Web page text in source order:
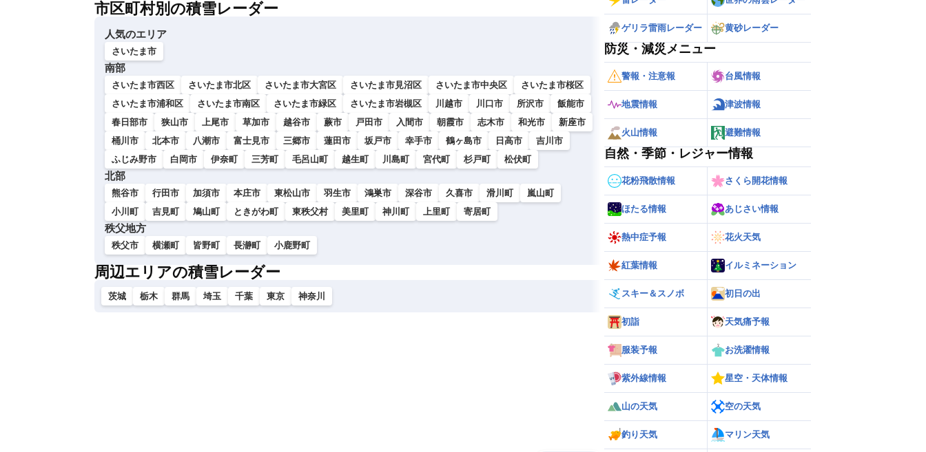
市区町村別の積雪レーダー
人気のエリア
さいたま市
南部
さいたま市西区 さいたま市北区 さいたま市大宮区 さいたま市見沼区 さいたま市中央区
さいたま市桜区
さいたま市浦和区
さいたま市南区 さいたま市緑区 さいたま市岩槻区 川越市 川口市 所沢市
飯能市
春日部市
狭山市 上尾市 草加市 越谷市 蕨市 戸田市 入間市 朝霞市 志木市 和光市
新座市
桶川市
北本市 八潮市 富士見市 三郷市 蓮田市 坂戸市 幸手市 鶴ヶ島市 日高市
吉川市
ふじみ野市
白岡市 伊奈町 三芳町 毛呂山町 越生町 川島町 宮代町 杉戸町 松伏町
北部
熊谷市 行田市 加須市 本庄市 東松山市 羽生市 鴻巣市 深谷市 久喜市 滑川町
嵐山町
小川町
吉見町 鳩山町 ときがわ町 東秩父村 美里町 神川町 上里町 寄居町
秩父地方
秩父市 横瀬町 皆野町 長瀞町 小鹿野町
周辺エリアの積雪レーダー
茨城 栃木 群馬 埼玉 千葉 東京 神奈川
ゲリラ雷雨レーダー 黄砂レーダー
防災・減災メニュー
警報・注意報 台風情報
地震情報 津波情報
火山情報 避難情報
自然・季節・レジャー情報
花粉飛散情報 さくら開花情報
ほたる情報 あじさい情報
熱中症予報 花火天気
紅葉情報 イルミネーション
スキー＆スノボ 初日の出
初詣 天気痛予報
服装予報 お洗濯情報
紫外線情報 星空・天体情報
山の天気 空の天気
釣り天気 マリン天気